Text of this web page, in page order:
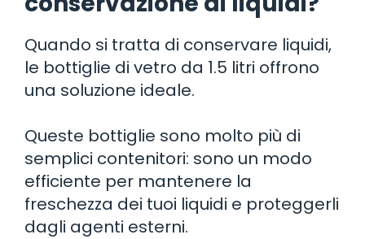
Quando si tratta di conservare liquidi,
le bottiglie di vetro da 1.5 litri offrono
una soluzione ideale.
Queste bottiglie sono molto più di
semplici contenitori: sono un modo
efficiente per mantenere la
freschezza dei tuoi liquidi e proteggerli
dagli agenti esterni.